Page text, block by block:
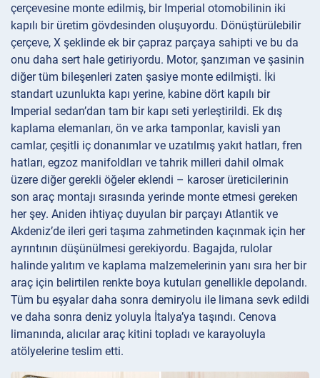
çerçevesine monte edilmiş, bir Imperial otomobilinin iki
kapılı bir üretim gövdesinden oluşuyordu. Dönüştürülebilir
çerçeve, X şeklinde ek bir çapraz parçaya sahipti ve bu da
onu daha sert hale getiriyordu. Motor, şanzıman ve şasinin
diğer tüm bileşenleri zaten şasiye monte edilmişti. İki
standart uzunlukta kapı yerine, kabine dört kapılı bir
Imperial sedan’dan tam bir kapı seti yerleştirildi. Ek dış
kaplama elemanları, ön ve arka tamponlar, kavisli yan
camlar, çeşitli iç donanımlar ve uzatılmış yakıt hatları, fren
hatları, egzoz manifoldları ve tahrik milleri dahil olmak
üzere diğer gerekli öğeler eklendi – karoser üreticilerinin
son araç montajı sırasında yerinde monte etmesi gereken
her şey. Aniden ihtiyaç duyulan bir parçayı Atlantik ve
Akdeniz’de ileri geri taşıma zahmetinden kaçınmak için her
ayrıntının düşünülmesi gerekiyordu. Bagajda, rulolar
halinde yalıtım ve kaplama malzemelerinin yanı sıra her bir
araç için belirtilen renkte boya kutuları genellikle depolandı.
Tüm bu eşyalar daha sonra demiryolu ile limana sevk edildi
ve daha sonra deniz yoluyla İtalya’ya taşındı. Cenova
limanında, alıcılar araç kitini topladı ve karayoluyla
atölyelerine teslim etti.